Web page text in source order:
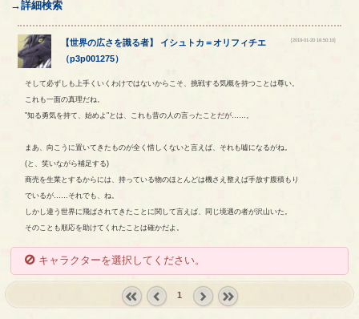
→詳細検索
【世界の広さを識る者】イシュトカ ＝ オリフィチエ
（p3p001275）
[2019-01-20 16:50:10]
そして必ずしも上手くいくわけではないからこそ、挑戦する気概を持つことは尊い。
これも一面の真理だね。
"知る勇気を持て、始めよ"とは、これも昔の人の言ったことだが……。
まあ、向こうに置いてきたものが全く惜しくないと言えば、それも嘘になるがね。
(と、笑いながら補足する)
商売を生業とするからには、持っている物のほとんどは機さえ整えば手放す腹積もり
でいるが……それでも、ね。
しかし違う世界に飛ばされてきたことに関して言えば、同じ境遇の者が沢山いた。
そのことも順応を助けてくれたことは確かだよ。
キャラクターを選択してください。
1